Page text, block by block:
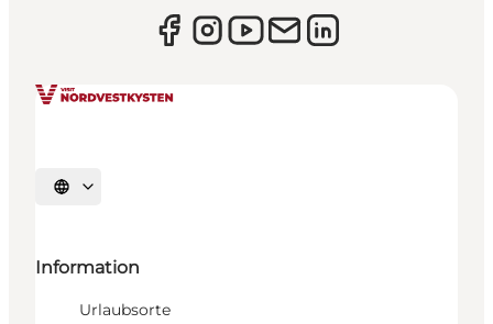
Sprache auswählen
Information
Urlaubsorte